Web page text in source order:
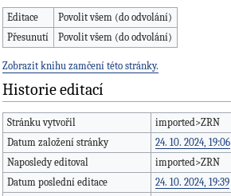
Editace
Povolit všem (do odvolání)
Přesunutí
Povolit všem (do odvolání)
Zobrazit knihu zamčení této stránky.
Historie editací
Stránku vytvořil
imported>ZRN
Datum založení stránky
24. 10. 2024, 19:06
Naposledy editoval
imported>ZRN
Datum poslední editace
24. 10. 2024, 19:39